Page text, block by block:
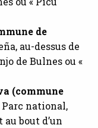
de
au-dessus de
de Bulnes ou «
(commune
national,
bout d’un